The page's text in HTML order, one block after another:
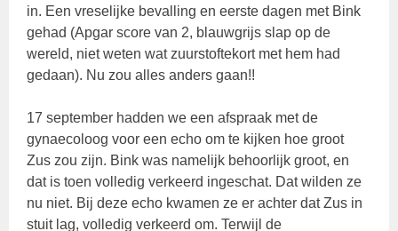
in. Een vreselijke bevalling en eerste dagen met Bink
gehad (Apgar score van 2, blauwgrijs slap op de
wereld, niet weten wat zuurstoftekort met hem had
gedaan). Nu zou alles anders gaan!!
17 september hadden we een afspraak met de
gynaecoloog voor een echo om te kijken hoe groot
Zus zou zijn. Bink was namelijk behoorlijk groot, en
dat is toen volledig verkeerd ingeschat. Dat wilden ze
nu niet. Bij deze echo kwamen ze er achter dat Zus in
stuit lag, volledig verkeerd om. Terwijl de